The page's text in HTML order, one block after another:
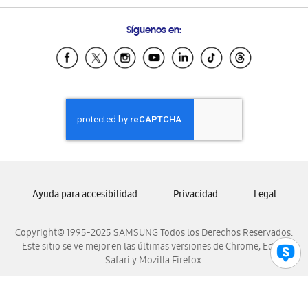
Samsung Ecuador
Samsung El Salvador
Samsung Honduras
Samsung Nicaragua
Samsung Panamá
Samsung Venezuela
Síguenos en:
Copyright© 1995-2025 SAMSUNG Todos los Derechos Reservados.
Este sitio se ve mejor en las últimas versiones de Chrome, Edge,
Safari y Mozilla Firefox.
Ayuda para accesibilidad Privacidad Legal